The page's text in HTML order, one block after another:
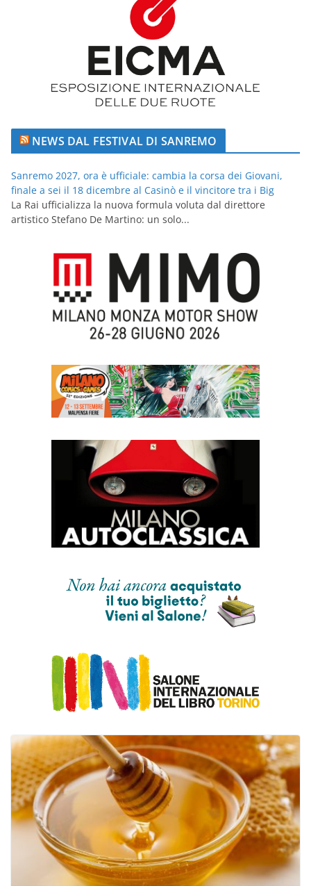
NEWS DAL FESTIVAL DI SANREMO
Sanremo 2027, ora è ufficiale: cambia la corsa dei Giovani,
finale a sei il 18 dicembre al Casinò e il vincitore tra i Big
La Rai ufficializza la nuova formula voluta dal direttore
artistico Stefano De Martino: un solo...